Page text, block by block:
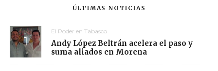
ÚLTIMAS NOTICIAS
El Poder en Tabasco
Andy López Beltrán acelera el paso y
suma aliados en Morena